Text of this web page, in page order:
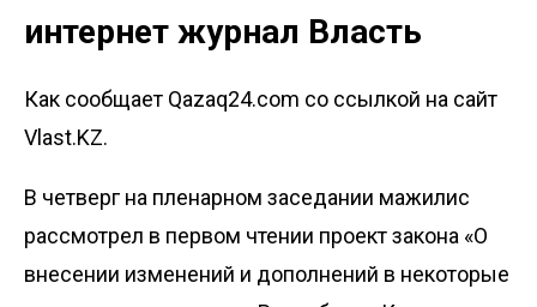
интернет журнал Власть
Как сообщает Qazaq24.com со ссылкой на сайт
Vlast.KZ.
В четверг на пленарном заседании мажилис
рассмотрел в первом чтении проект закона «О
внесении изменений и дополнений в некоторые